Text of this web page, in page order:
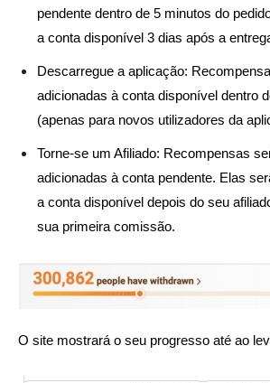
pendente dentro de 5 minutos do
a conta disponível 3 dias após a
Descarregue a aplicação:
adicionadas à conta disponível dentro
(apenas para novos utilizadores da
Torne-se um Afiliado: Recompensas
adicionadas à conta pendente. Elas
a conta disponível depois do seu
sua primeira comissão.
O site mostrará o seu progresso até ao